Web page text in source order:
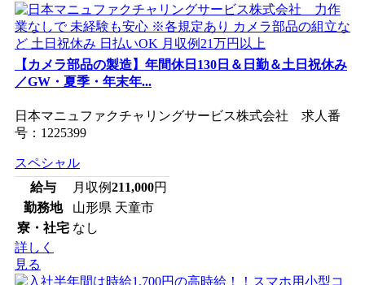
【カメラ部品の製造】年間休日130日＆日勤＆土日祝休み
／GW・夏季・年末年...
日本マニュファクチャリングサービス株式会社 求人番
号：1225399
スペシャル
給与
月収例211,000円
勤務地
山形県 天童市
寮・社宅 なし
詳しく
見る